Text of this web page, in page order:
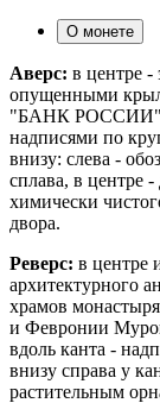
О монете
Аверс: в центре -
опущенными
"БАНК РОССИИ"),
надписями по
внизу: слева -
сплава, в центре
химически
двора.
Реверс: в центре
архитектурного
храмов
и Февронии
вдоль канта -
внизу справа у
растительным